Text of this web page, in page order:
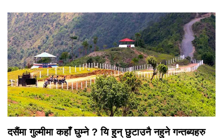
दसैंमा गुल्मीमा कहाँ घुम्ने ? यि हुन् छुटाउनै नहुने गन्तब्यहरु